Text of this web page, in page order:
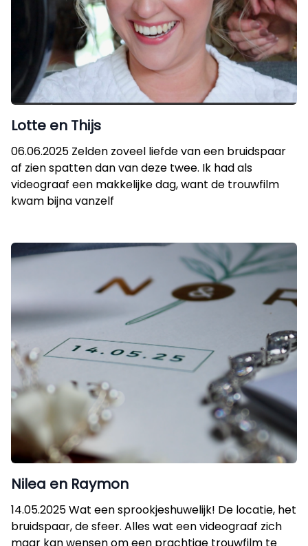
Lotte en Thijs
06.06.2025 Zelden zoveel liefde van een bruidspaar
af zien spatten dan van deze twee. Ik had als
videograaf een makkelijke dag, want de trouwfilm
kwam bijna vanzelf
Nilea en Raymon
14.05.2025 Wat een sprookjeshuwelijk! De locatie, het
bruidspaar, de sfeer. Alles wat een videograaf zich